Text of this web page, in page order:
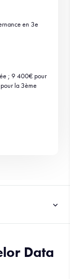
en 3e
; 9 400€ pour
la 3ème
Data